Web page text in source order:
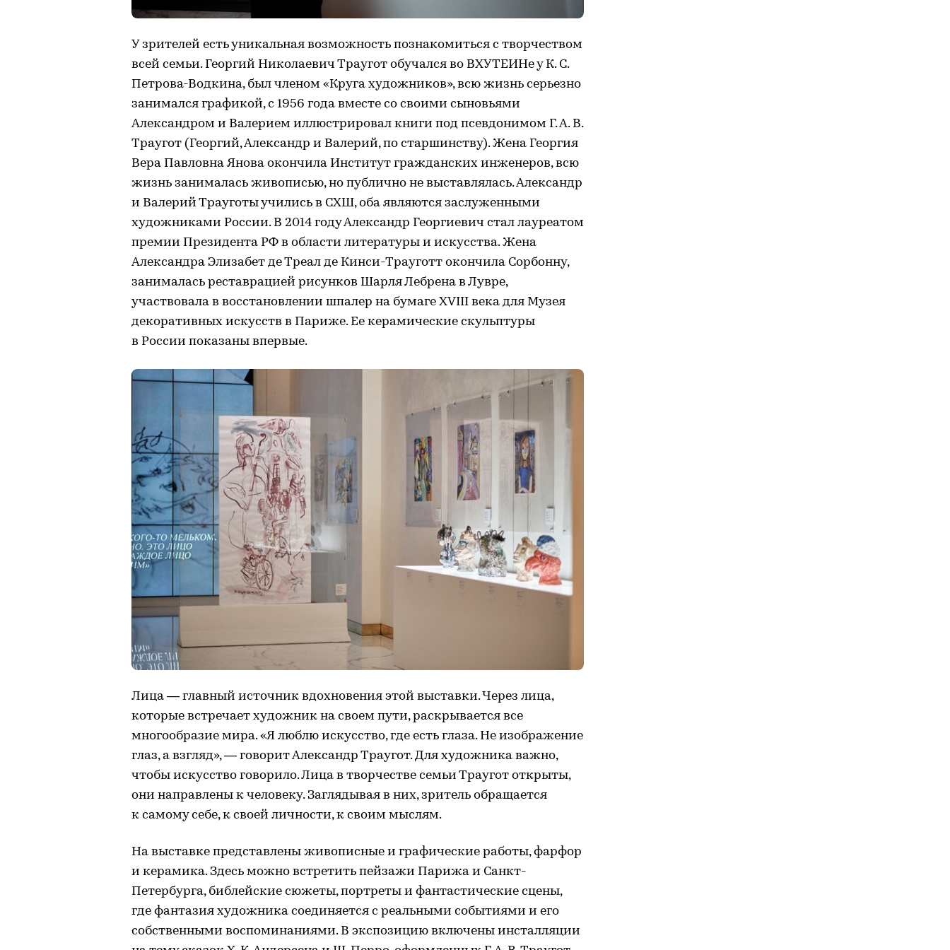
У зрителей есть уникальная возможность познакомиться с творчеством
всей семьи. Георгий Николаевич Траугот обучался во ВХУТЕИНе у К. С.
Петрова-Водкина, был членом «Круга художников», всю жизнь серьезно
занимался графикой, с 1956 года вместе со своими сыновьями
Александром и Валерием иллюстрировал книги под псевдонимом Г. А. В.
Траугот (Георгий, Александр и Валерий, по старшинству). Жена Георгия
Вера Павловна Янова окончила Институт гражданских инженеров, всю
жизнь занималась живописью, но публично не выставлялась. Александр
и Валерий Трауготы учились в СХШ, оба являются заслуженными
художниками России. В 2014 году Александр Георгиевич стал лауреатом
премии Президента РФ в области литературы и искусства. Жена
Александра Элизабет де Треал де Кинси-Трауготт окончила Сорбонну,
занималась реставрацией рисунков Шарля Лебрена в Лувре,
участвовала в восстановлении шпалер на бумаге XVIII века для Музея
декоративных искусств в Париже. Ее керамические скульптуры
в России показаны впервые.
Лица — главный источник вдохновения этой выставки. Через лица,
которые встречает художник на своем пути, раскрывается все
многообразие мира. «Я люблю искусство, где есть глаза. Не изображение
глаз, а взгляд», — говорит Александр Траугот. Для художника важно,
чтобы искусство говорило. Лица в творчестве семьи Траугот открыты,
они направлены к человеку. Заглядывая в них, зритель обращается
к самому себе, к своей личности, к своим мыслям.
На выставке представлены живописные и графические работы, фарфор
и керамика. Здесь можно встретить пейзажи Парижа и Санкт-
Петербурга, библейские сюжеты, портреты и фантастические сцены,
где фантазия художника соединяется с реальными событиями и его
собственными воспоминаниями. В экспозицию включены инсталляции